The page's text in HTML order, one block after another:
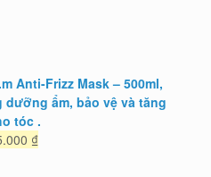
Anti-Frizz Mask – 500ml,
ẩm, bảo vệ và tăng
tóc .
₫Giá